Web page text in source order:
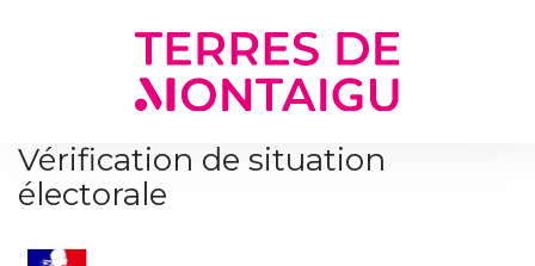
Vérification de situation
électorale